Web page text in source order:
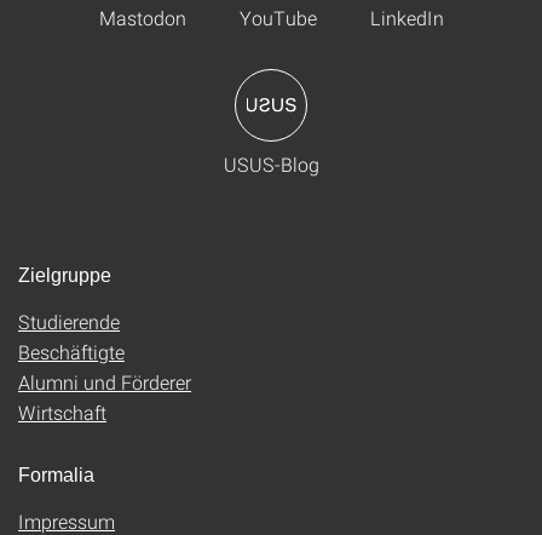
Mastodon YouTube LinkedIn
USUS-Blog
Zielgruppe
Studierende
Beschäftigte
Alumni und Förderer
Wirtschaft
Formalia
Impressum